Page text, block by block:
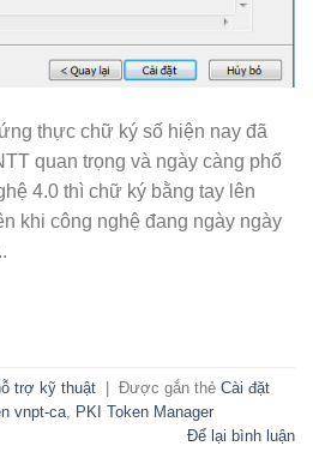
thực chữ ký số hiện nay đã
quan trọng và ngày càng phổ
4.0 thì chữ ký bằng tay lên
khi công nghệ đang ngày ngày
trợ kỹ thuật | Được gắn thẻ Cài đặt
vnpt-ca PKI Token Manager
Để lại bình luận